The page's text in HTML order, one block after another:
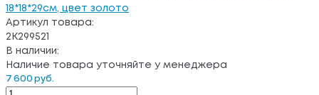
18*18*29см, цвет золото
Артикул товара:
2K299521
В наличии:
Наличие товара уточняйте у менеджера
7 600 руб.